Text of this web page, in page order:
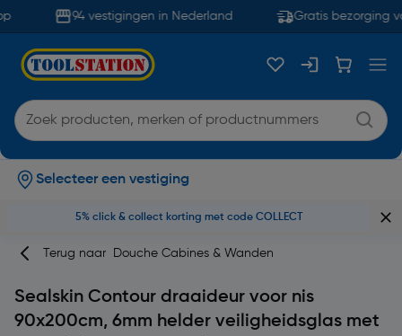
94 vestigingen in Nederland Gratis bezorging
Selecteer een vestiging
5% click & collect korting met code COLLECT
Terug naar Douche Cabines & Wanden
Sealskin Contour draaideur voor nis
90x200cm, 6mm helder veiligheidsglas met